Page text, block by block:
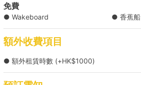
大清水灣
【水上活動之選】維港 → 南區海灣
【滑水之旅】維港 → 大廟灣/將軍澳
免費
● Wakeboard ● 香蕉船
額外收費項目
● 額外租賃時數 (+HK$1000)